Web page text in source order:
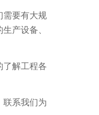
要有大规
产设备、
解工程各
系我们为